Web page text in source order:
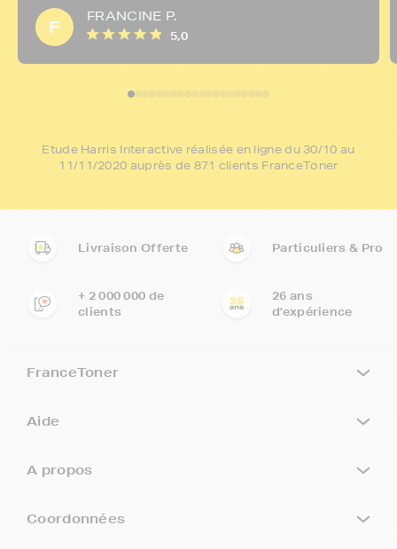
F
FRANCINE P.
5,0
Etude Harris Interactive réalisée en ligne du 30/10 au
11/11/2020 auprès de 871 clients FranceToner
Livraison Offerte Particuliers & Pro
+ 2 000 000 de
clients
26 ans
d'expérience
FranceToner
Aide
A propos
Coordonnées